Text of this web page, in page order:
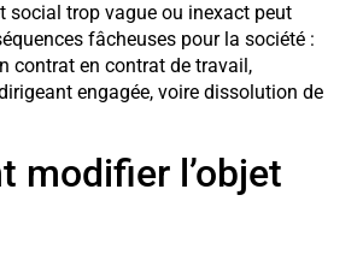
social trop vague ou inexact peut
fâcheuses pour la société :
contrat en contrat de travail,
engagée, voire dissolution de
modifier l’objet